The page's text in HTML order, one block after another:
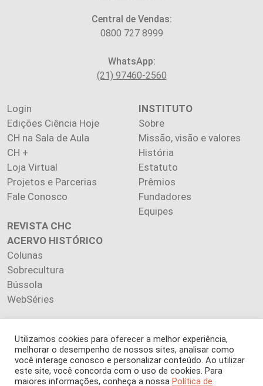
Central de Vendas:
0800 727 8999
WhatsApp:
(21) 97460-2560
Login
Edições Ciência Hoje
CH na Sala de Aula
CH +
Loja Virtual
Projetos e Parcerias
Fale Conosco
INSTITUTO
Sobre
Missão, visão e valores
História
Estatuto
Prêmios
Fundadores
Equipes
REVISTA CHC
ACERVO HISTÓRICO
Colunas
Sobrecultura
Bússola
WebSéries
Copyright 2026 INSTITUTO CIÊNCIA HOJE. Todos os direitos
reservados.
Utilizamos cookies para oferecer a melhor experiência,
melhorar o desempenho de nossos sites, analisar como
você interage conosco e personalizar conteúdo. Ao utilizar
este site, você concorda com o uso de cookies. Para
maiores informações, conheça a nossa Política de